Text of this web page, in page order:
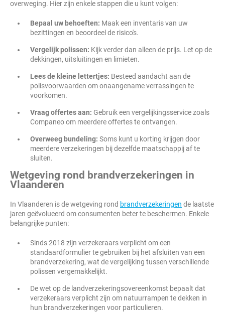
overweging. Hier zijn enkele stappen die u kunt volgen:
Bepaal uw behoeften: Maak een inventaris van uw
bezittingen en beoordeel de risico's.
Vergelijk polissen: Kijk verder dan alleen de prijs. Let op de
dekkingen, uitsluitingen en limieten.
Lees de kleine lettertjes: Besteed aandacht aan de
polisvoorwaarden om onaangename verrassingen te
voorkomen.
Vraag offertes aan: Gebruik een vergelijkingsservice zoals
Companeo om meerdere offertes te ontvangen.
Overweeg bundeling: Soms kunt u korting krijgen door
meerdere verzekeringen bij dezelfde maatschappij af te
sluiten.
Wetgeving rond brandverzekeringen in
Vlaanderen
In Vlaanderen is de wetgeving rond brandverzekeringen de laatste
jaren geëvolueerd om consumenten beter te beschermen. Enkele
belangrijke punten:
Sinds 2018 zijn verzekeraars verplicht om een
standaardformulier te gebruiken bij het afsluiten van een
brandverzekering, wat de vergelijking tussen verschillende
polissen vergemakkelijkt.
De wet op de landverzekeringsovereenkomst bepaalt dat
verzekeraars verplicht zijn om natuurrampen te dekken in
hun brandverzekeringen voor particulieren.